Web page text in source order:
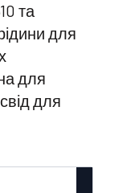
та
для
для
для